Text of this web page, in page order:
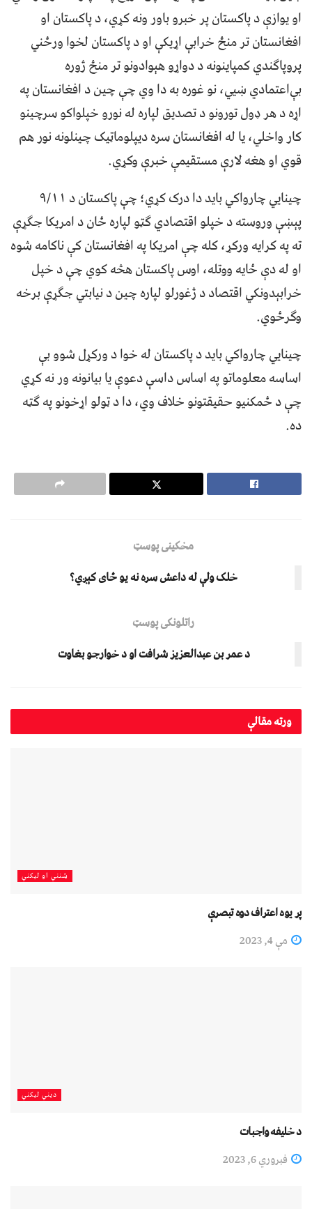
او یوازې د پاکستان پر خبرو باور ونه کړي، د پاکستان او
افغانستان تر منځ خرابې اړیکې او د پاکستان لخوا ورځني
پروپاګندي کمپاینونه د دواړو هېوادونو تر منځ ژوره
بې‌اعتمادي ښيي، نو غوره به دا وي چې چین د افغانستان په
اړه د هر ډول تورونو د تصدیق لپاره له نورو خپلواکو سرچینو
کار واخلي، یا له افغانستان سره دیپلوماټیک چینلونه نور هم
قوي او هغه لارې مستقیمې خبرې وکړي.
چینايي چارواکي باید دا درک کړي؛ چې پاکستان د ۹/۱۱
پېښې وروسته د خپلو اقتصادي ګټو لپاره ځان د امریکا جګړې
ته په کرایه ورکړ، کله چې امریکا په افغانستان کې ناکامه شوه
او له دې ځایه ووتله، اوس پاکستان هڅه کوي چې د خپل
خرابېدونکي اقتصاد د ژغورلو لپاره چین د نیابتي جګړې برخه
وګرځوي.
چینایي چارواکي باید د پاکستان له خوا د ورکړل شوو بې
اساسه معلوماتو په اساس داسې دعوې یا بیانونه ور نه کړي
چې د ځمکنیو حقیقتونو خلاف وي، دا د ټولو اړخونو په ګټه
ده.
مخکینی پوسټ
خلک ولې له داعش سره نه یو ځای کېږي؟
راتلونکی پوسټ
د عمر بن عبدالعزیز شرافت او د خوارجو بغاوت
ورتهمقالې
شنني او لیکني
پر یوه اعتراف دوه تبصرې
مې 4, 2023
دیني لیکني
د خلیفه واجبات
فبروري 6, 2023